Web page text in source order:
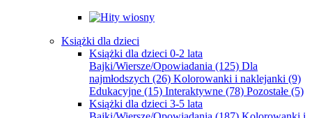
Książki dla dzieci
Książki dla dzieci 0-2 lata
Bajki/Wiersze/Opowiadania (125) Dla
najmłodszych (26) Kolorowanki i naklejanki (9)
Edukacyjne (15) Interaktywne (78) Pozostałe (5)
Książki dla dzieci 3-5 lata